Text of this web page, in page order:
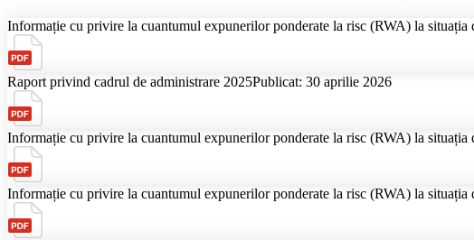
Informație cu privire la cuantumul expunerilor ponderate la risc (RWA) la situația
Raport privind cadrul de administrare 2025Publicat: 30 aprilie 2026
Informație cu privire la cuantumul expunerilor ponderate la risc (RWA) la situația
Informație cu privire la cuantumul expunerilor ponderate la risc (RWA) la situația